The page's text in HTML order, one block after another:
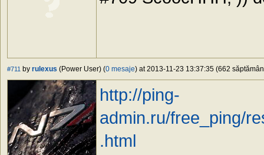
#711 by rulexus (Power User) (0 mesaje) at 2013-11-23 13:37:35 (662
http://ping-
admin.ru/free_ping/
.html